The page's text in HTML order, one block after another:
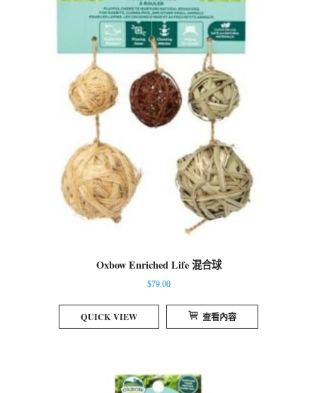
Oxbow Enriched Life 混合球
$79.00
QUICK VIEW 查看內容